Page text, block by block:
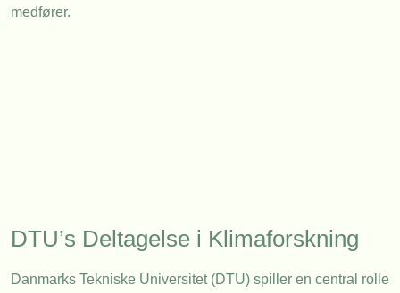
medfører.
DTU’s Deltagelse i Klimaforskning
Danmarks Tekniske Universitet (DTU) spiller en central rolle